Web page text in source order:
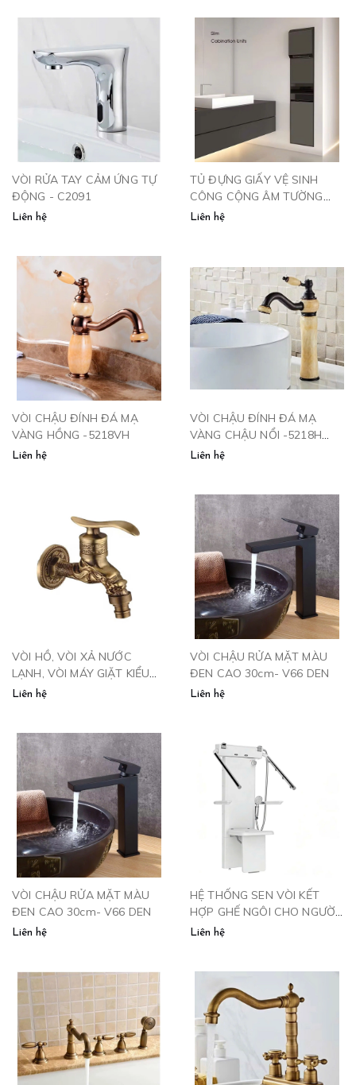
VÒI RỬA TAY CẢM ỨNG TỰ
ĐỘNG - C2091
Liên hệ
TỦ ĐỰNG GIẤY VỆ SINH
CÔNG CỘNG ÂM TƯỜNG
KÈM THÙNG RÁC VÀ SẤY
Liên hệ
VÒI CHẬU ĐÍNH ĐÁ MẠ
VÀNG HỒNG -5218VH
Liên hệ
VÒI CHẬU ĐÍNH ĐÁ MẠ
VÀNG CHẬU NỔI -5218H
CLEANMAX
Liên hệ
VÒI HỒ, VÒI XẢ NƯỚC
LẠNH, VÒI MÁY GIẶT KIỂU
ĐỒNG CỔ - V111
Liên hệ
VÒI CHẬU RỬA MẶT MÀU
ĐEN CAO 30cm- V66 DEN
Liên hệ
VÒI CHẬU RỬA MẶT MÀU
ĐEN CAO 30cm- V66 DEN
Liên hệ
HỆ THỐNG SEN VÒI KẾT
HỢP GHẾ NGÔI CHO NGƯỜI
CAO TUỔI
Liên hệ